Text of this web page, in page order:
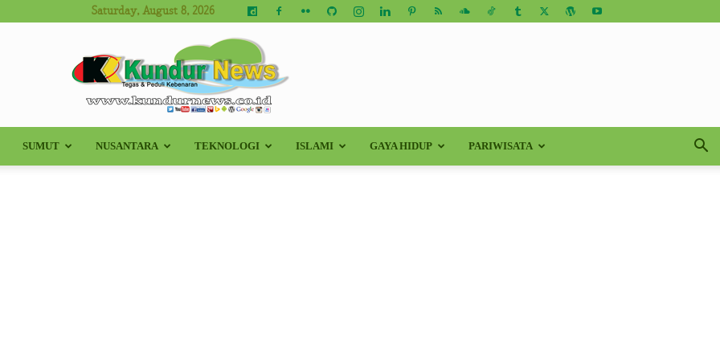
Saturday, August 8, 2026
Kundur
SUMUT NUSANTARA TEKNOLOGI ISLAMI GAYA HIDUP PARIWISATA